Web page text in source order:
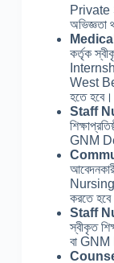
Private
অভিজ্ঞতা
কর্তৃক
West
হতে হবে।
Staff
GNM
করতে
Staff
স্বীকৃত
বা GNM